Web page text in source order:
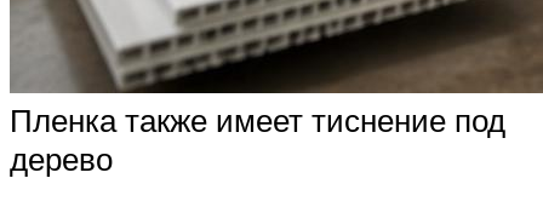
Пленка также имеет тиснение под
дерево